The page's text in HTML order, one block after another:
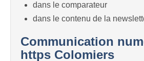
dans le comparateur
dans le contenu de la
Communication
https Colomiers